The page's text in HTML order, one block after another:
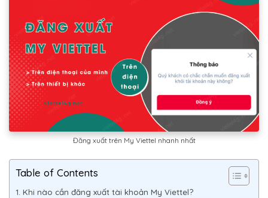
Đăng xuất trên My Viettel nhanh nhất
Table of Contents
1. Khi nào cần đăng xuất tài khoản My Viettel?